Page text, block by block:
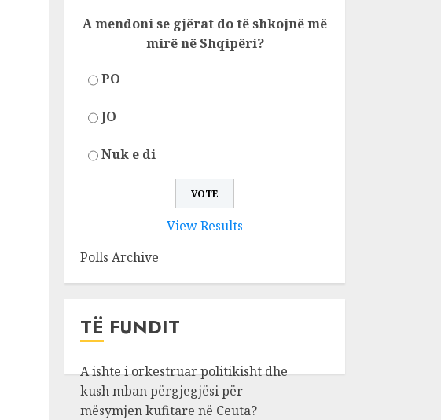
A mendoni se gjërat do të shkojnë më
mirë në Shqipëri?
PO
JO
Nuk e di
View Results
Polls Archive
TË FUNDIT
A ishte i orkestruar politikisht dhe
kush mban përgjegjësi për
mësymjen kufitare në Ceuta?